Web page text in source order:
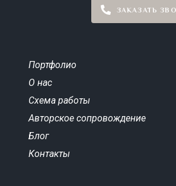
ЗАКАЗАТЬ
Портфолио
О нас
Схема работы
Авторское сопровождение
Блог
Контакты